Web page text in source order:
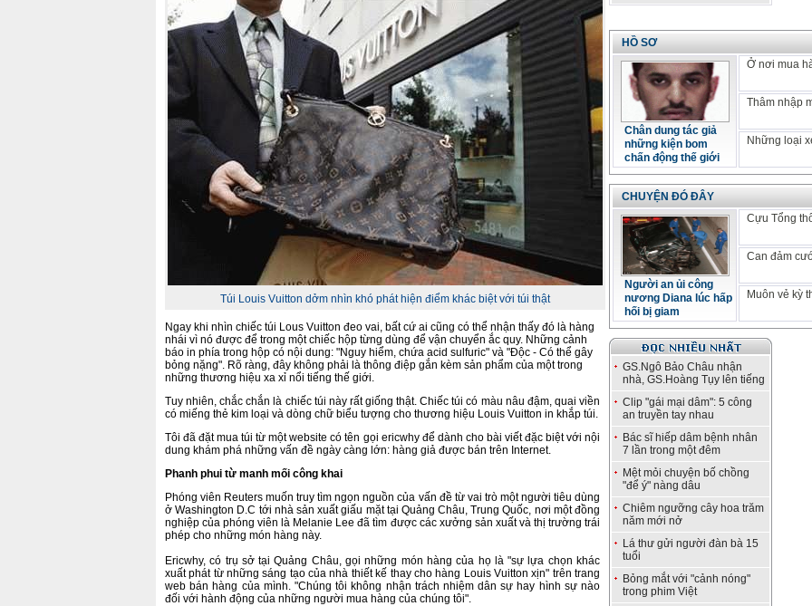
Túi Louis Vuitton dởm nhìn khó phát hiện điểm khác biệt với túi thật
Ngay khi nhìn chiếc túi Lous Vuitton đeo vai, bất cứ ai cũng có thể nhận thấy đó là hàng
nhái vì nó được để trong một chiếc hộp từng dùng để vận chuyển ắc quy. Những cảnh
báo in phía trong hộp có nội dung: "Nguy hiểm, chứa acid sulfuric" và "Độc - Có thể gây
bỏng nặng". Rõ ràng, đây không phải là thông điệp gắn kèm sản phẩm của một trong
những thương hiệu xa xỉ nổi tiếng thế giới.
Tuy nhiên, chắc chắn là chiếc túi này rất giống thật. Chiếc túi có màu nâu đậm, quai viền
có miếng thẻ kim loại và dòng chữ biểu tượng cho thương hiệu Louis Vuitton in khắp túi.
Tôi đã đặt mua túi từ một website có tên gọi ericwhy để dành cho bài viết đặc biệt với nội
dung khám phá những vấn đề ngày càng lớn: hàng giả được bán trên Internet.
Phanh phui từ manh mối công khai
Phóng viên Reuters muốn truy tìm ngọn nguồn của vấn đề từ vai trò một người tiêu dùng
ở Washington D.C tới nhà sản xuất giấu mặt tại Quảng Châu, Trung Quốc, nơi một đồng
nghiệp của phóng viên là Melanie Lee đã tìm được các xưởng sản xuất và thị trường trái
phép cho những món hàng này.
Ericwhy, có trụ sở tại Quảng Châu, gọi những món hàng của họ là "sự lựa chọn khác
xuất phát từ những sáng tạo của nhà thiết kế thay cho hàng Louis Vuitton xịn" trên trang
web bán hàng của mình. "Chúng tôi không nhận trách nhiệm dân sự hay hình sự nào
đối với hành động của những người mua hàng của chúng tôi".
HỒ SƠ
Chân dung tác giả
những kiện bom
chấn động thế giới
Ở nơi mua
Thâm nhập
Những loại
CHUYỆN ĐÓ ĐÂY
Người an ủi công
nương Diana lúc hấp
hối bị giam
Cựu Tổng
Can đảm
Muôn vẻ kỳ
GS.Ngô Bảo Châu nhận
nhà, GS.Hoàng Tụy lên tiếng
Clip "gái mại dâm": 5 công
an truyền tay nhau
Bác sĩ hiếp dâm bệnh nhân
7 lần trong một đêm
Mệt mỏi chuyện bố chồng
"để ý" nàng dâu
Chiêm ngưỡng cây hoa trăm
năm mới nở
Lá thư gửi người đàn bà 15
tuổi
Bỏng mắt với "cảnh nóng"
trong phim Việt